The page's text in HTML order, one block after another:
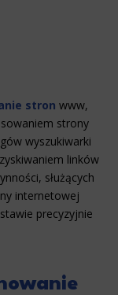
stron www,
strony
wyszukiwarki
linków
służących
internetowej
precyzyjnie